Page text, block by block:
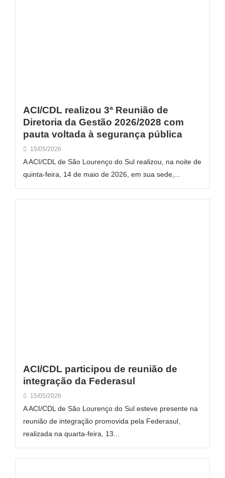
ACI/CDL realizou 3ª Reunião de
Diretoria da Gestão 2026/2028 com
pauta voltada à segurança pública
15/05/2026
A ACI/CDL de São Lourenço do Sul realizou, na noite de
quinta-feira, 14 de maio de 2026, em sua sede,...
ACI/CDL participou de reunião de
integração da Federasul
15/05/2026
A ACI/CDL de São Lourenço do Sul esteve presente na
reunião de integração promovida pela Federasul,
realizada na quarta-feira, 13...